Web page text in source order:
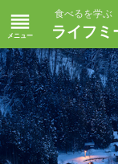
reorder 食べるを学ぶ
ライフミ